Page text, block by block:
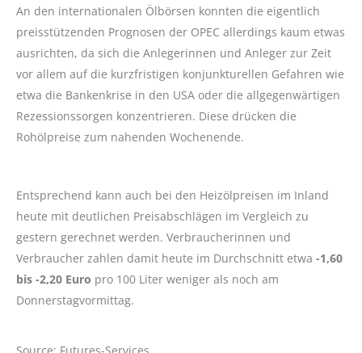
An den internationalen Ölbörsen konnten die eigentlich
preisstützenden Prognosen der OPEC allerdings kaum etwas
ausrichten, da sich die Anlegerinnen und Anleger zur Zeit
vor allem auf die kurzfristigen konjunkturellen Gefahren wie
etwa die Bankenkrise in den USA oder die allgegenwärtigen
Rezessionssorgen konzentrieren. Diese drücken die
Rohölpreise zum nahenden Wochenende.
Entsprechend kann auch bei den Heizölpreisen im Inland
heute mit deutlichen Preisabschlägen im Vergleich zu
gestern gerechnet werden. Verbraucherinnen und
Verbraucher zahlen damit heute im Durchschnitt etwa -1,60
bis -2,20 Euro pro 100 Liter weniger als noch am
Donnerstagvormittag.